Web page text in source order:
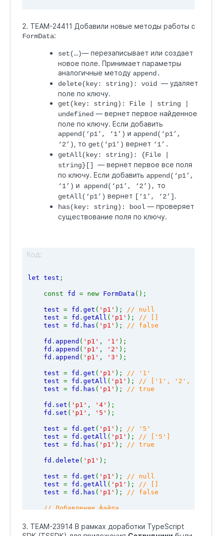
2. TEAM-24411 Добавили новые методы работы с
FormData:
set(…)— перезаписывает или создает
новое поле. Принимает параметры
аналогичные методу append.
delete(key: string): void — удаляет
поле по ключу.
get(key: string): File | string |
undefined — вернет первое найденное
поле по ключу. Если добавить
append(‘p1’, ‘1’) и append(‘p1’,
‘2’)
, то get(‘p1’) вернет ‘1’.
getAll(key: string): {File |
string}[] — вернет первое все поля
по ключу. Если добавить append(‘p1’,
‘1’) и append(‘p1’, ‘2’), то
getAll(‘p1’) вернет [‘1’, ‘2’] .
has(key: string): bool — проверяет
существование поля по ключу.
Код:
let test ;
const fd = new FormData ();
test = fd . get ( 'p1' ); // null
test = fd . getAll ( 'p1' ); // []
test = fd . has ( 'p1' ); // false
fd . append ( 'p1' , '1' );
fd . append ( 'p1' , '2' );
fd . append ( 'p1' , '3' );
test = fd . get ( 'p1' ); // '1'
test = fd . getAll ( 'p1' ); // ['1', '2', '3']
test = fd . has ( 'p1' ); // true
fd . set ( 'p1' , '4' );
fd . set ( 'p1' , '5' );
test = fd . get ( 'p1' ); // '5'
test = fd . getAll ( 'p1' ); // ['5']
test = fd . has ( 'p1' ); // true
fd . delete ( 'p1' );
test = fd . get ( 'p1' ); // null
test = fd . getAll ( 'p1' ); // []
test = fd . has ( 'p1' ); // false
// Добавление файла
// Получаем ссылку на файл в контекстной
const
fileURL await Context data.
3. TEAM-23914 В рамках доработки TypeScript